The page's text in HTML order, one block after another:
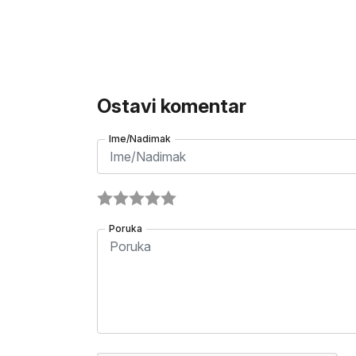
Ostavi komentar
Ime/Nadimak
Poruka